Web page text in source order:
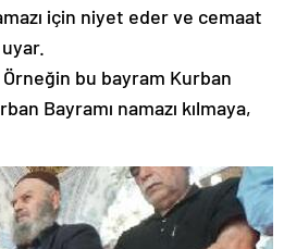
için niyet eder ve cemaat
bu bayram Kurban
Bayramı namazı kılmaya,